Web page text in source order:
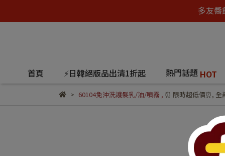
多友
首頁 ⚡日韓絕版品出清1折起 熱門話題 HOT
60104免沖洗護髮乳/油/噴霧 , ⏰ 限時超低價⏰, 全